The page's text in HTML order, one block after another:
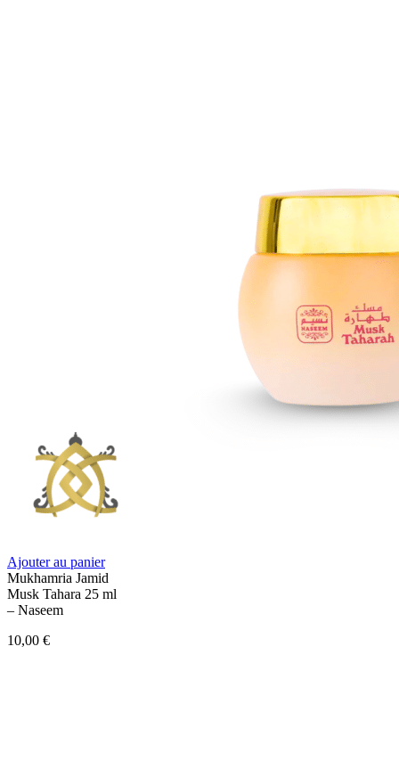
Ajouter au panier
Mukhamria Jamid
Musk Tahara 25 ml
– Naseem
10,00 €